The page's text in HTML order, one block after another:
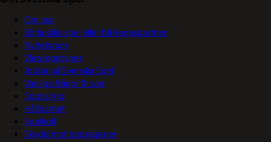
Om oss
Börja sälja spel eller bli Vegaspartner
Nyhetsrum
Våra logotyper
Jobba på Svenska Spel
Vanliga frågor & svar
Sponsring
Hållbarhet
Spelkoll
Skydd mot bedrägerier